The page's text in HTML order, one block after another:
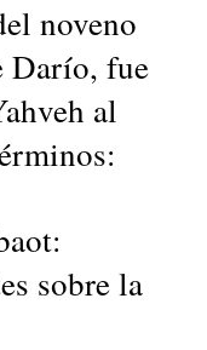
noveno
Darío, fue
al
sobre la